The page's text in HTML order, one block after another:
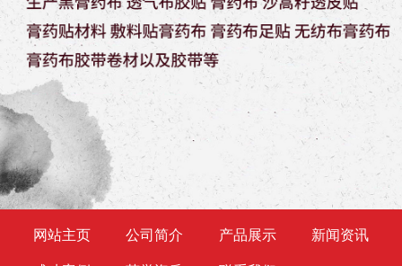
网站主页 公司简介 产品展示 新闻资讯